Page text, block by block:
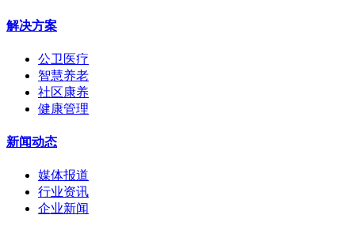
解决方案
公卫医疗
智慧养老
社区康养
健康管理
新闻动态
媒体报道
行业资讯
企业新闻